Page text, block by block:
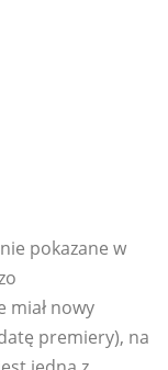
pokazane w
miał nowy
premiery), na